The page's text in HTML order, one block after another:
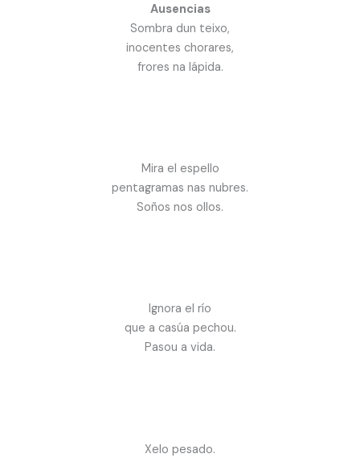
Ausencias
Sombra dun teixo,
inocentes chorares,
frores na lápida.
Mira el espello
pentagramas nas nubres.
Soños nos ollos.
Ignora el río
que a casúa pechou.
Pasou a vida.
Xelo pesado.